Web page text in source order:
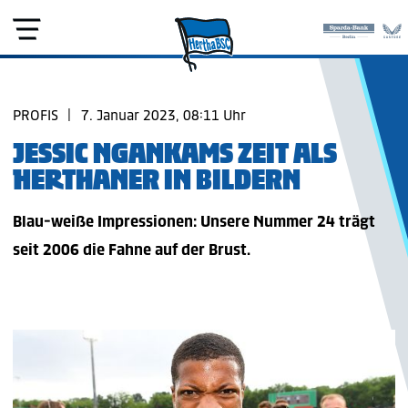
PROFIS 7. Januar 2023, 08:11 Uhr
JESSIC NGANKAMS ZEIT ALS
HERTHANER IN BILDERN
Blau-weiße Impressionen: Unsere Nummer 24 trägt
seit 2006 die Fahne auf der Brust.